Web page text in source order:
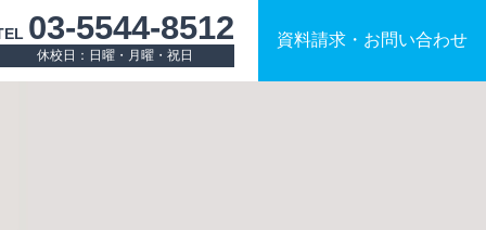
03-5544-8512
休校日：日曜・月曜・祝日
資料請求 ・ お問い合わせ